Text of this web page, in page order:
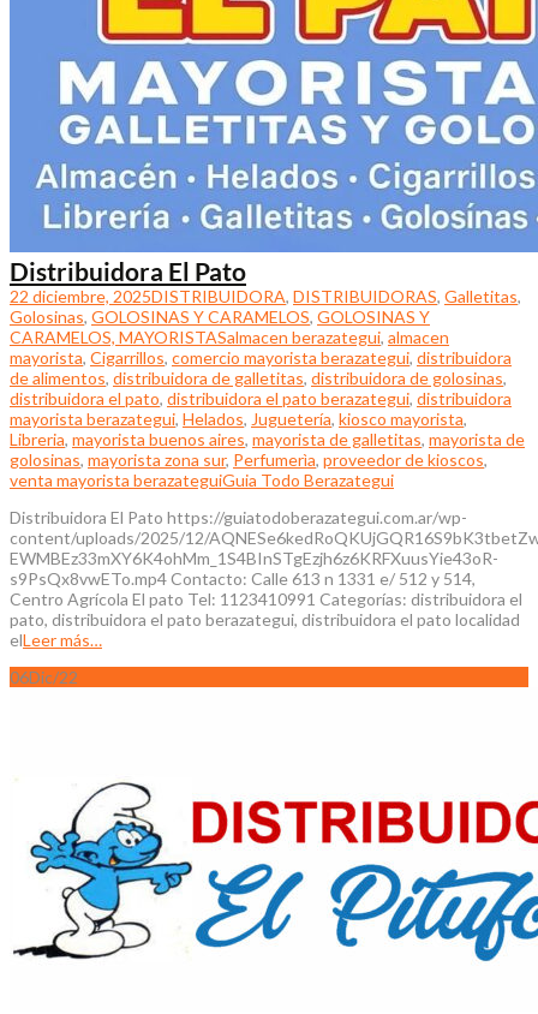
Distribuidora El Pato
22 diciembre, 2025DISTRIBUIDORA, DISTRIBUIDORAS, Galletitas,
Golosinas, GOLOSINAS Y CARAMELOS, GOLOSINAS Y
CARAMELOS, MAYORISTASalmacen berazategui, almacen
mayorista, Cigarrillos, comercio mayorista berazategui, distribuidora
de alimentos, distribuidora de galletitas, distribuidora de golosinas,
distribuidora el pato, distribuidora el pato berazategui, distribuidora
mayorista berazategui, Helados, Juguetería, kiosco mayorista,
Libreria, mayorista buenos aires, mayorista de galletitas, mayorista de
golosinas, mayorista zona sur, Perfumerìa, proveedor de kioscos,
venta mayorista berazateguiGuia Todo Berazategui
Distribuidora El Pato https://guiatodoberazategui.com.ar/wp-
content/uploads/2025/12/
EWMBEz33mXY6K4ohMm_1S4BInSTgEzjh6z6KRFXuusYie43oR-
s9PsQx8vwETo.mp4 Contacto: Calle 613 n 1331 e/ 512 y 514,
Centro Agrícola El pato Tel: 1123410991 Categorías: distribuidora el
pato, distribuidora el pato berazategui, distribuidora el pato localidad
elLeer más…
06Dic/22